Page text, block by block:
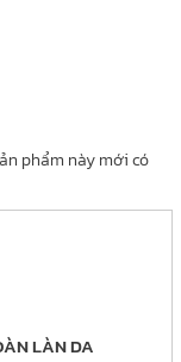
phẩm này mới có
LÀN DA